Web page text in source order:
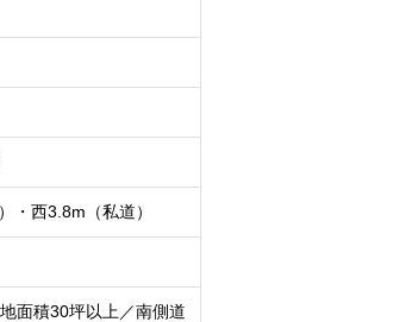
・西3.8m（私道）
面積30坪以上／南側道